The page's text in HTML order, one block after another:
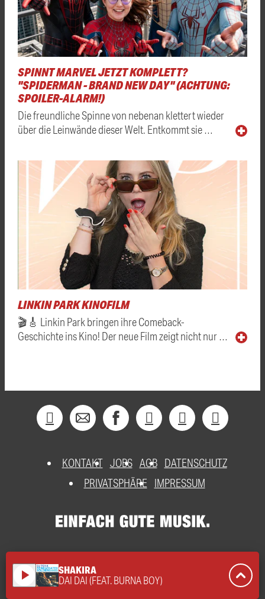
SPINNT MARVEL JETZT KOMPLETT?
"SPIDERMAN - BRAND NEW DAY" (ACHTUNG:
SPOILER-ALARM!)
Die freundliche Spinne von nebenan klettert wieder
über die Leinwände dieser Welt. Entkommt sie …
LINKIN PARK KINOFILM
🎬🎸 Linkin Park bringen ihre Comeback-
Geschichte ins Kino! Der neue Film zeigt nicht nur …
KONTAKT JOBS AGB DATENSCHUTZ
PRIVATSPHÄRE
IMPRESSUM
play_arrow SHAKIRA
DAI DAI (FEAT. BURNA BOY)